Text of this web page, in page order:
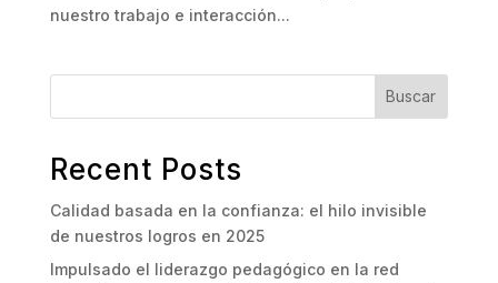
nuestro trabajo e interacción...
Buscar
Recent Posts
Calidad basada en la confianza: el hilo invisible
de nuestros logros en 2025
Impulsado el liderazgo pedagógico en la red